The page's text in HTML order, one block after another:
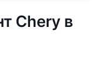
Chery в